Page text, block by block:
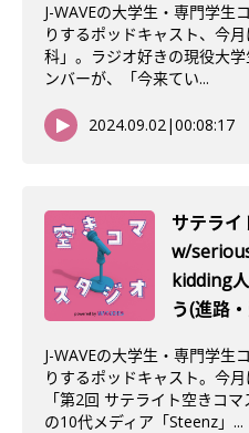
J-WAVEの大学生・専門学生
りするポッドキャスト、今
科」。ラジオ好きの現役大学
ンバーが、「今来てい...
2024.09.02|00:08:17
サテライ
w/
kidding
う(進路
J-WAVEの大学生・専門学生
りするポッドキャスト。今
「第2回 サテライト空きコ
の10代メディア「Steenz」...